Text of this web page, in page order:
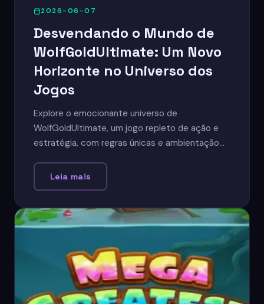
2026-06-07
Desvendando o Mundo de
WolfGoldUltimate: Um Novo
Horizonte no Universo dos
Jogos
Explore o emocionante universo de
WolfGoldUltimate, um jogo repleto de ação e
estratégia, com regras únicas e ambientação
Leia mais